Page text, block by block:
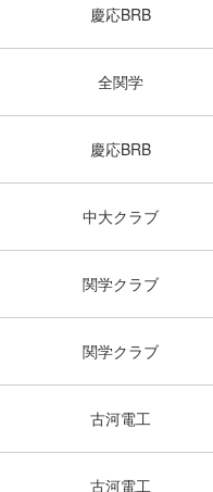
慶応BRB
全関学
慶応BRB
中大クラブ
関学クラブ
関学クラブ
古河電工
古河電工